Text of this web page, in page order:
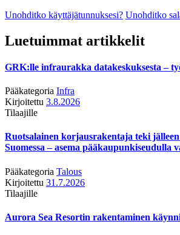
Unohditko käyttäjätunnuksesi? Unohditko
Luetuimmat artikkelit
GRK:lle infraurakka datakeskuksesta –
Pääkategoria Infra
Kirjoitettu 3.8.2026
Tilaajille
Ruotsalainen korjausrakentaja teki
Suomessa – asema pääkaupunkiseudulla
Pääkategoria Talous
Kirjoitettu 31.7.2026
Tilaajille
Aurora Sea Resortin rakentaminen